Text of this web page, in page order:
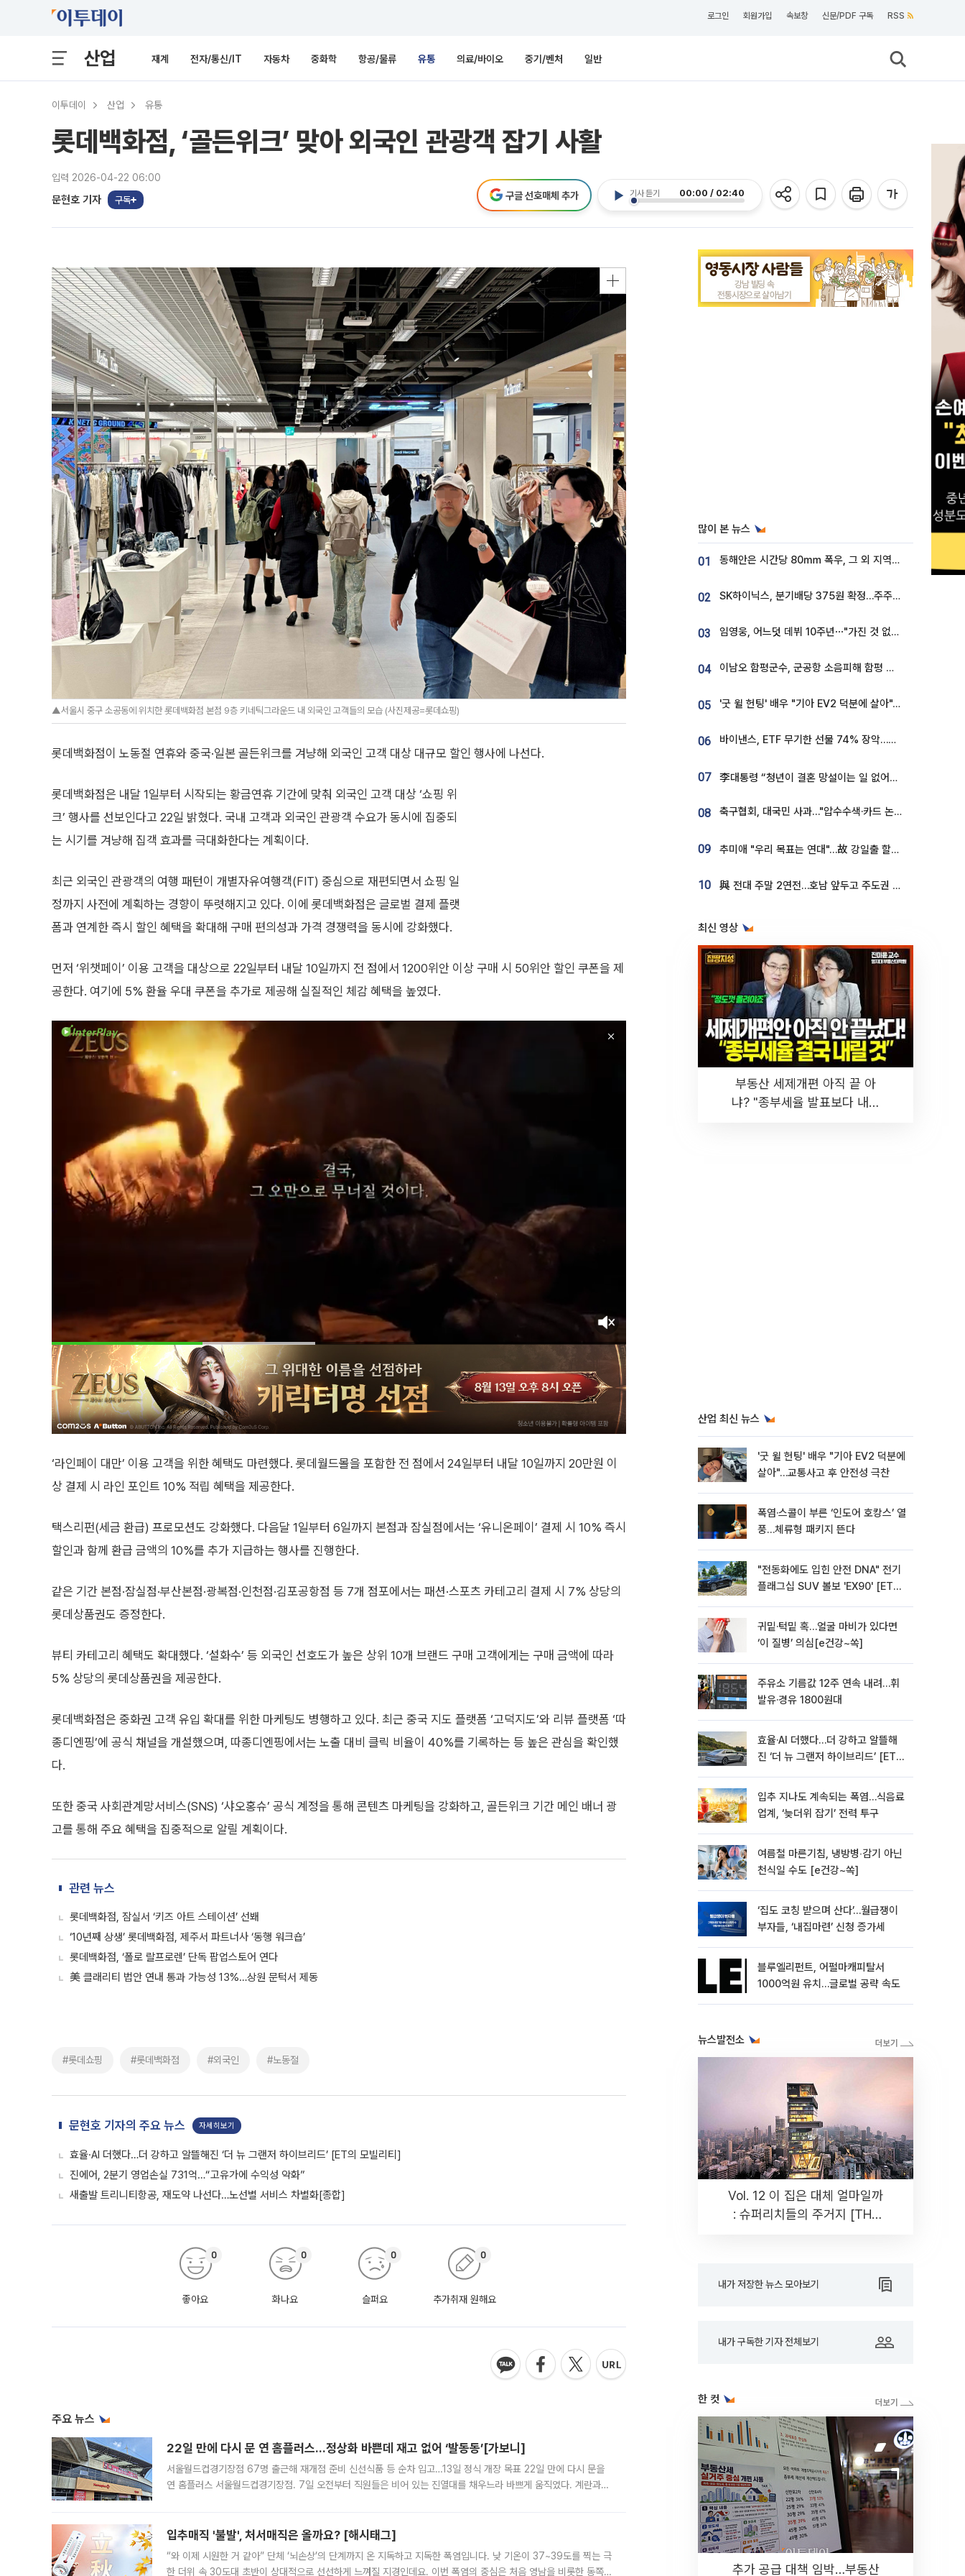
로그인 회원가입 속보창 신문/PDF 구독 RSS
산업 재계 전자/통신/IT 자동차 중화학 항공/물류 유통 의료/바이오 중기/벤처 일반
이투데이 산업 유통
롯데백화점, ‘골든위크’ 맞아 외국인 관광객 잡기 사활
입력 2026-04-22 06:00
문현호 기자 구독
기사 듣기 00:00 / 02:40
구글 선호매체 추가
▲서울시 중구 소공동에 위치한 롯데백화점 본점 9층 키네틱그라운드 내 외국인 고객들의 모습 (사진제공=롯데쇼핑)
롯데백화점이 노동절 연휴와 중국·일본 골든위크를 겨냥해 외국인 고객 대상 대규모 할인 행사에 나선다.
롯데백화점은 내달 1일부터 시작되는 황금연휴 기간에 맞춰 외국인 고객 대상 ‘쇼핑 위
크’ 행사를 선보인다고 22일 밝혔다. 국내 고객과 외국인 관광객 수요가 동시에 집중되
는 시기를 겨냥해 집객 효과를 극대화한다는 계획이다.
최근 외국인 관광객의 여행 패턴이 개별자유여행객(FIT) 중심으로 재편되면서 쇼핑 일
정까지 사전에 계획하는 경향이 뚜렷해지고 있다. 이에 롯데백화점은 글로벌 결제 플랫
폼과 연계한 즉시 할인 혜택을 확대해 구매 편의성과 가격 경쟁력을 동시에 강화했다.
먼저 ‘위챗페이’ 이용 고객을 대상으로 22일부터 내달 10일까지 전 점에서 1200위안 이상 구매 시 50위안 할인 쿠폰을 제
공한다. 여기에 5% 환율 우대 쿠폰을 추가로 제공해 실질적인 체감 혜택을 높였다.
‘라인페이 대만’ 이용 고객을 위한 혜택도 마련했다. 롯데월드몰을 포함한 전 점에서 24일부터 내달 10일까지 20만원 이
상 결제 시 라인 포인트 10% 적립 혜택을 제공한다.
택스리펀(세금 환급) 프로모션도 강화했다. 다음달 1일부터 6일까지 본점과 잠실점에서는 ‘유니온페이’ 결제 시 10% 즉시
할인과 함께 환급 금액의 10%를 추가 지급하는 행사를 진행한다.
같은 기간 본점·잠실점·부산본점·광복점·인천점·김포공항점 등 7개 점포에서는 패션·스포츠 카테고리 결제 시 7% 상당의
롯데상품권도 증정한다.
뷰티 카테고리 혜택도 확대했다. ‘설화수’ 등 외국인 선호도가 높은 상위 10개 브랜드 구매 고객에게는 구매 금액에 따라
5% 상당의 롯데상품권을 제공한다.
롯데백화점은 중화권 고객 유입 확대를 위한 마케팅도 병행하고 있다. 최근 중국 지도 플랫폼 ‘고덕지도’와 리뷰 플랫폼 ‘따
종디엔핑’에 공식 채널을 개설했으며, 따종디엔핑에서는 노출 대비 클릭 비율이 40%를 기록하는 등 높은 관심을 확인했
다.
또한 중국 사회관계망서비스(SNS) ‘샤오홍슈’ 공식 계정을 통해 콘텐츠 마케팅을 강화하고, 골든위크 기간 메인 배너 광
고를 통해 주요 혜택을 집중적으로 알릴 계획이다.
관련 뉴스
롯데백화점, 잠실서 ‘키즈 아트 스테이션’ 선봬
‘10년째 상생’ 롯데백화점, 제주서 파트너사 ‘동행 워크숍’
롯데백화점, ‘폴로 랄프로렌’ 단독 팝업스토어 연다
美 클래리티 법안 연내 통과 가능성 13%…상원 문턱서 제동
#롯데쇼핑 #롯데백화점 #외국인 #노동절
문현호 기자의 주요 뉴스 자세히보기
효율·AI 더했다…더 강하고 알뜰해진 ‘더 뉴 그랜저 하이브리드’ [ET의 모빌리티]
진에어, 2분기 영업손실 731억…“고유가에 수익성 악화”
새출발 트리니티항공, 재도약 나선다…노선별 서비스 차별화[종합]
좋아요
0
화나요
0
슬퍼요
0
추가취재 원해요
0
주요 뉴스
22일 만에 다시 문 연 홈플러스…정상화 바쁜데 재고 없어 ‘발동동’[가보니]
서울월드컵경기장점 67명 출근해 재개점 준비 신선식품 등 순차 입고…13일 정식 개장 목표 22일 만에 다시 문을
연 홈플러스 서울월드컵경기장점. 7일 오전부터 직원들은 비어 있는 진열대를 채우느라 바쁘게 움직였다. 계란과
입추매직 '불발', 처서매직은 올까요? [해시태그]
“와 이제 시원한 거 같아” 단체 ‘뇌손상’의 단계까지 온 지독하고 지독한 폭염입니다. 낮 기온이 37~39도를 찍는 극
한 더위 속 30도대 초반이 상대적으로 선선하게 느껴질 지경인데요. 이번 폭염의 중심은 처음 영남을 비롯한 동쪽
많이 본 뉴스
01 동해안은 시간당 80㎜ 폭우, 그 외 지역은 폭염…‘극과 극 날씨’
02 SK하이닉스, 분기배당 375원 확정…주주환원책 9월로 앞당겨 발표
03 임영웅, 어느덧 데뷔 10주년⋯"가진 것 없던 시절, 내 앞엔 20명의 팬뿐"
04 이남오 함평군수, 군공항 소음피해 함평 보상 요구
05 '굿 윌 헌팅' 배우 "기아 EV2 덕분에 살아"…교통사고 후 안전성 극찬
06 바이낸스, ETF 무기한 선물 74% 장악…한국 레버리지 ETF 거래 급증 [e가상자산]
07 李대통령 “청년이 결혼 망설이는 일 없어야...제도상 불이익 조사”
08 축구협회, 대국민 사과…"압수수색·카드 논란 사죄, 강도 높은 쇄신"
09 추미애 "우리 목표는 연대"…故 강일출 할머니 흉상 제막
10 與 전대 주말 2연전…호남 앞두고 주도권 다툼
최신 영상
부동산 세제개편 아직 끝 아
냐? "종부세율 발표보다 내릴
산업 최신 뉴스
'굿 윌 헌팅' 배우 "기아 EV2 덕분에
살아"…교통사고 후 안전성 극찬
폭염·스콜이 부른 ‘인도어 호캉스’ 열
풍…체류형 패키지 뜬다
"전동화에도 입힌 안전 DNA" 전기
플래그십 SUV 볼보 'EX90' [ET의
귀밑·턱밑 혹…얼굴 마비가 있다면
‘이 질병’ 의심[e건강~쏙]
주유소 기름값 12주 연속 내려…휘
발유·경유 1800원대
효율·AI 더했다…더 강하고 알뜰해
진 ‘더 뉴 그랜저 하이브리드’ [ET의
입추 지나도 계속되는 폭염…식음료
업계, ‘늦더위 잡기’ 전력 투구
여름철 마른기침, 냉방병‧감기 아닌
천식일 수도 [e건강~쏙]
‘집도 코칭 받으며 산다’…월급쟁이
부자들, ‘내집마련’ 신청 증가세
블루엘리펀트, 어펄마캐피탈서
1000억원 유치…글로벌 공략 속도
뉴스발전소
Vol. 12 이 집은 대체 얼마일까
: 슈퍼리치들의 주거지 [THE
내가 저장한 뉴스 모아보기
내가 구독한 기자 전체보기
한 컷
추가 공급 대책 임박…부동산